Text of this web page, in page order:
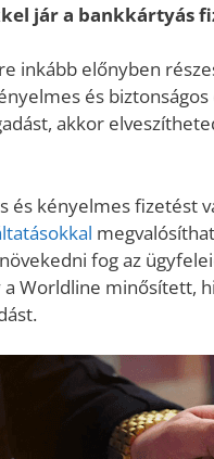
jár a bankkártyás
inkább előnyben
és
akkor
és kényelmes fizetést
fog az
a Worldline minősített,